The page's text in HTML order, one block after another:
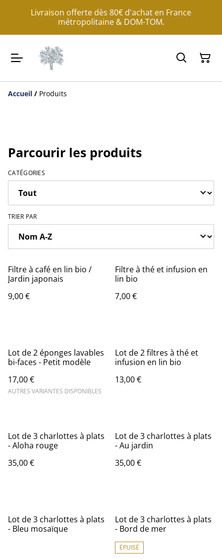
Livraison offerte dès 80€ d'achat en France
métropolitaine & DOM-TOM.
Accueil / Produits
Parcourir les produits
CATÉGORIES
TRIER PAR
Filtre à café en lin bio /
Jardin japonais
9,00 €
Filtre à thé et infusion en
lin bio
7,00 €
Lot de 2 éponges lavables
bi-faces - Petit modèle
17,00 €
AUTRES VARIANTES DISPONIBLES
Lot de 2 filtres à thé et
infusion en lin bio
13,00 €
Lot de 3 charlottes à plats
- Aloha rouge
35,00 €
Lot de 3 charlottes à plats
- Au jardin
35,00 €
Lot de 3 charlottes à plats
- Bleu mosaïque
Lot de 3 charlottes à plats
- Bord de mer
ÉPUISÉ